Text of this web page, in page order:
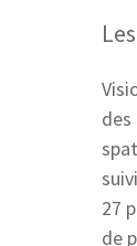
des
27
de